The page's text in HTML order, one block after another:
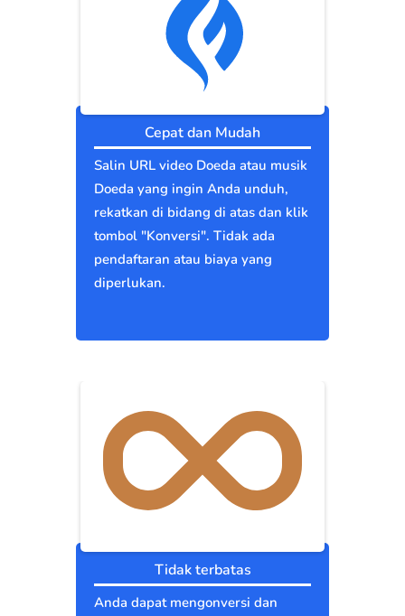
Cepat dan Mudah
Salin URL video Doeda atau musik
Doeda yang ingin Anda unduh,
rekatkan di bidang di atas dan klik
tombol "Konversi". Tidak ada
pendaftaran atau biaya yang
diperlukan.
Tidak terbatas
Anda dapat mengonversi dan